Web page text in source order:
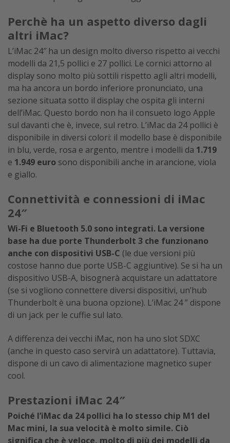
Perchè ha un aspetto diverso dagli
altri iMac?
L’iMac 24″ ha un design molto diverso rispetto ai vecchi
modelli da 21,5 pollici e 27 pollici. Le cornici attorno al
display sono molto più sottili rispetto agli altri modelli,
ma ha ancora un bordo inferiore pronunciato, una
sezione situata sotto il display che ospita gli interni
dell’iMac. Questo bordo non ha il consueto logo Apple
sul davanti che è, invece, sul retro. L’iMac da 24 pollici è
disponibile in diversi colori: il modello base è disponibile
in blu, verde, rosa e argento, mentre i modelli da 1.719
e 1.949 euro sono disponibili anche in arancione, viola
e giallo.
Connettività e connessioni di iMac
24″
Wi-Fi e Bluetooth 5.0 sono integrati. La versione
base ha due porte Thunderbolt 3 che funzionano
anche con dispositivi USB-C (le due versioni più
costose hanno due porte USB-C aggiuntive). Se si ha un
dispositivo USB-A, bisognerà acquistare un adattatore
(se si vogliono connettere diversi dispositivi, un’hub
Thunderbolt è una buona opzione). L’iMac 24 ” dispone
di un jack per le cuffie sul lato.
A differenza dei vecchi iMac, non ha uno slot SDXC
(anche in questo caso servirà un adattatore). Tuttavia,
dispone di un cavo di alimentazione magnetico super
cool.
Prestazioni iMac 24″
Poiché l’iMac da 24 pollici ha lo stesso chip M1 del
Mac mini, la sua velocità è molto simile. Ciò
significa che è veloce, molto di più dei modelli da